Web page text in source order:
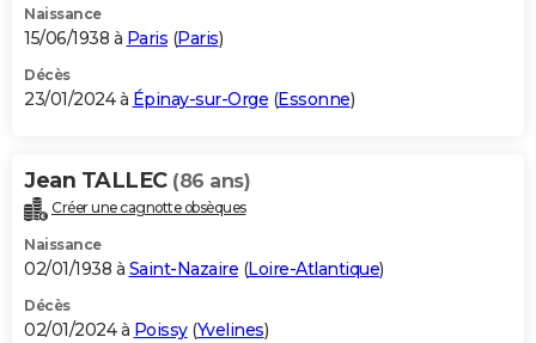
Naissance
15/06/1938 à Paris (Paris)
Décès
23/01/2024 à Épinay-sur-Orge (Essonne)
Jean TALLEC (86 ans)
Créer une cagnotte obsèques
Naissance
02/01/1938 à Saint-Nazaire (Loire-Atlantique)
Décès
02/01/2024 à Poissy(Yvelines)